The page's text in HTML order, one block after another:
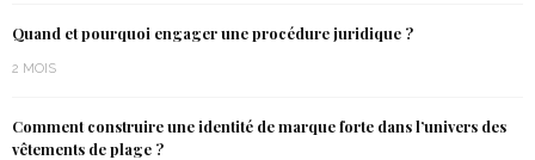
Quand et pourquoi engager une procédure juridique ?
2 MOIS
Comment construire une identité de marque forte dans l’univers des
vêtements de plage ?